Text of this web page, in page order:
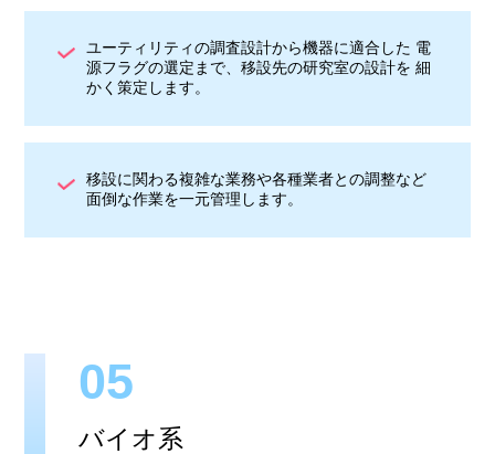
ユーティリティの調査設計から機器に適合した 電
源フラグの選定まで、移設先の研究室の設計を 細
かく策定します。
移設に関わる複雑な業務や各種業者との調整など
面倒な作業を一元管理します。
05
バイオ系